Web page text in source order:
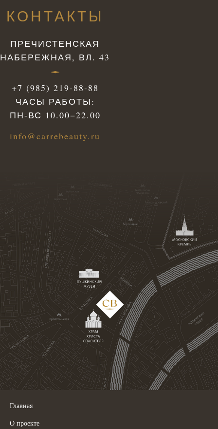
КОНТАКТЫ
ПРЕЧИСТЕНСКАЯ
НАБЕРЕЖНАЯ, ВЛ. 43
+7 (985) 219-88-88
ЧАСЫ РАБОТЫ:
ПН-ВС 10.00−22.00
info@carrebeauty.ru
Главная
О проекте